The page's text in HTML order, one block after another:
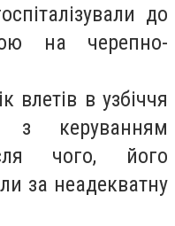
до
на черепно-
влетів в узбіччя
з керуванням
чого, його
за неадекватну